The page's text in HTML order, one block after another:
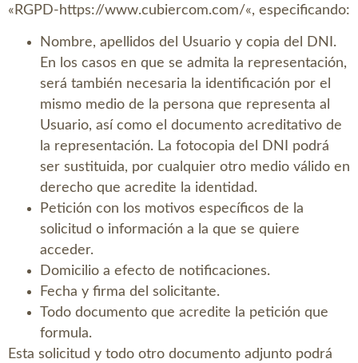
«RGPD- https://www.cubiercom.com/«, especificando:
Nombre, apellidos del Usuario y copia del DNI.
En los casos en que se admita la representación,
será también necesaria la identificación por el
mismo medio de la persona que representa al
Usuario, así como el documento acreditativo de
la representación. La fotocopia del DNI podrá
ser sustituida, por cualquier otro medio válido en
derecho que acredite la identidad.
Petición con los motivos específicos de la
solicitud o información a la que se quiere
acceder.
Domicilio a efecto de notificaciones.
Fecha y firma del solicitante.
Todo documento que acredite la petición que
formula.
Esta solicitud y todo otro documento adjunto podrá